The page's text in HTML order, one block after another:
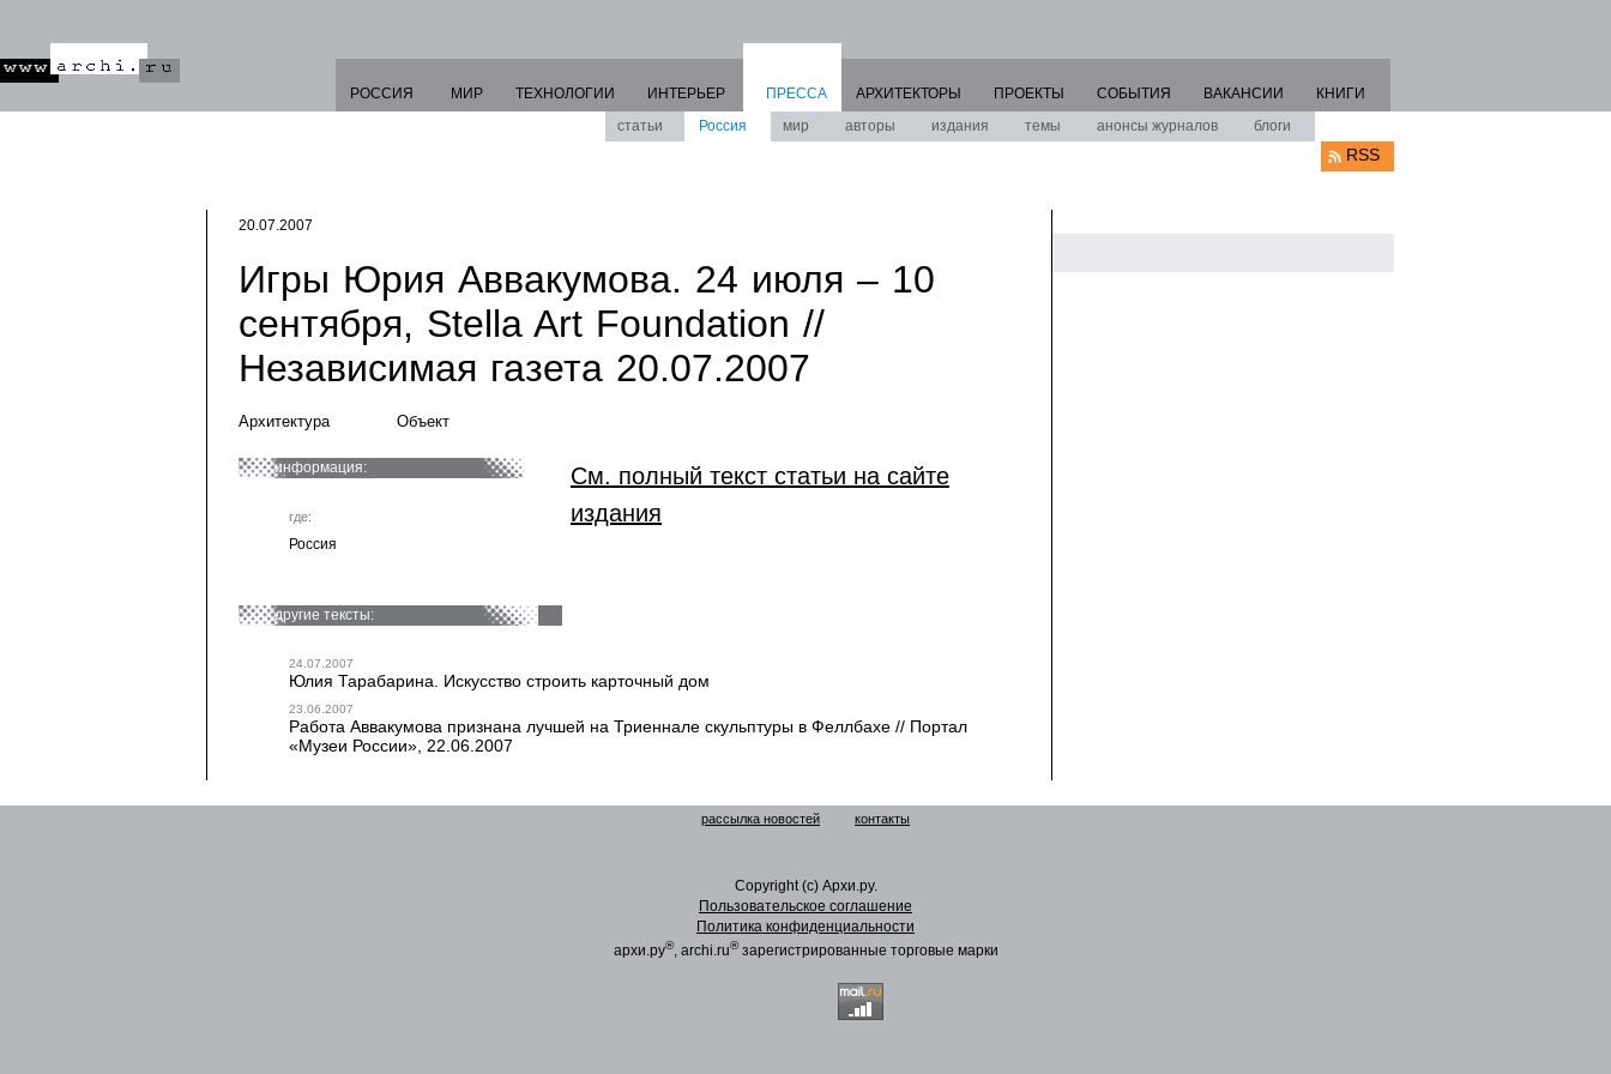
РОССИЯ МИР ТЕХНОЛОГИИ ИНТЕРЬЕР
ПРЕССА
статьи
Россия мир авторы издания темы анонсы журналов блоги
АРХИТЕКТОРЫ ПРОЕКТЫ СОБЫТИЯ ВАКАНСИИ КНИГИ
RSS
20.07.2007
Игры Юрия Аввакумова. 24 июля – 10
сентября, Stella Art Foundation //
Независимая газета 20.07.2007
Архитектура Объект
информация:
где:
Россия
См. полный текст статьи на сайте
издания
другие тексты:
24.07.2007
Юлия Тарабарина. Искусство строить карточный дом
23.06.2007
Работа Аввакумова признана лучшей на Триеннале скульптуры в Феллбахе // Портал
«Музеи России», 22.06.2007
рассылка новостей контакты
Copyright (c) Архи.ру.
Пользовательское соглашение
Политика конфиденциальности
архи.ру®, archi.ru®зарегистрированные торговые марки